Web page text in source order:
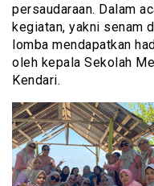
persaudaraan. Dalam
kegiatan, yakni senam
lomba mendapatkan
oleh kepala Sekolah
Kendari.